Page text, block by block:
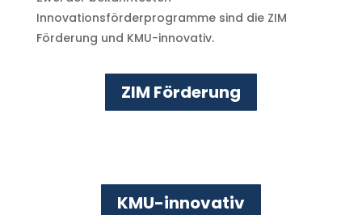
Innovationsförderprogramme sind die ZIM
Förderung und KMU-innovativ.
ZIM Förderung
KMU-innovativ